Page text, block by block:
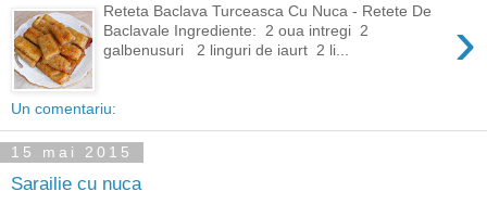
›
Reteta Baclava Turceasca Cu Nuca - Retete De
Baclavale Ingrediente: 2 oua intregi 2
galbenusuri 2 linguri de iaurt 2 li...
Un comentariu:
15 mai 2015
Sarailie cu nuca